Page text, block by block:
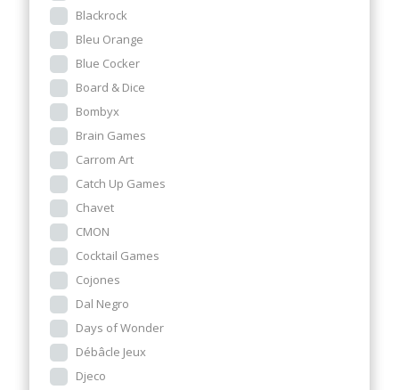
Blackrock
Bleu Orange
Blue Cocker
Board & Dice
Bombyx
Brain Games
Carrom Art
Catch Up Games
Chavet
CMON
Cocktail Games
Cojones
Dal Negro
Days of Wonder
Débâcle Jeux
Djeco